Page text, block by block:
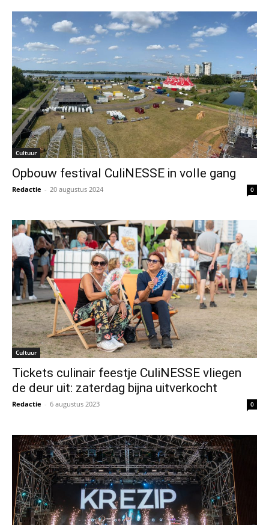
Cultuur
Opbouw festival CuliNESSE in volle gang
Redactie - 20 augustus 2024 0
Cultuur
Tickets culinair feestje CuliNESSE vliegen
de deur uit: zaterdag bijna uitverkocht
Redactie - 6 augustus 2023 0